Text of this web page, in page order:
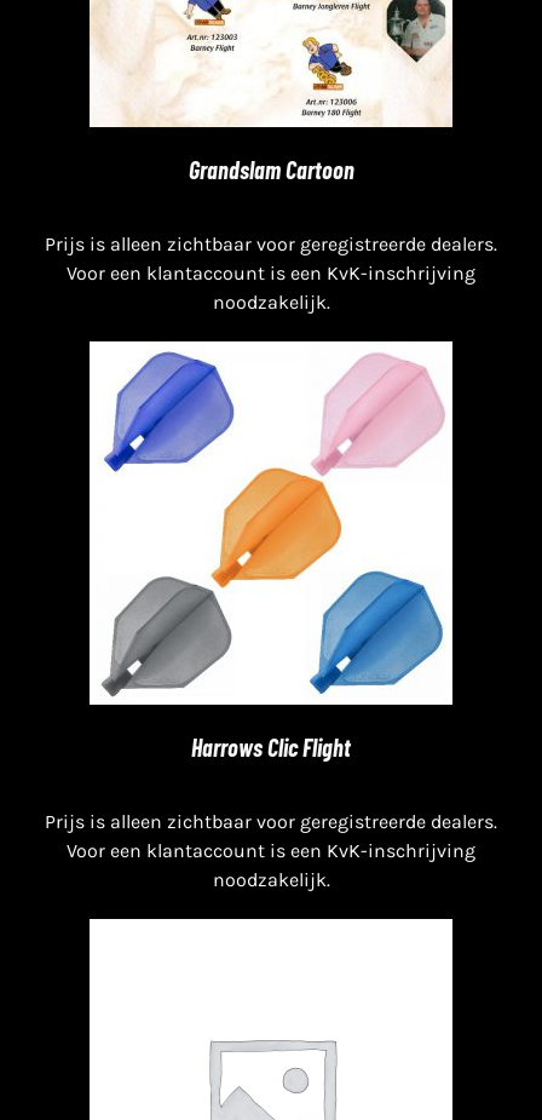
Grandslam Cartoon
Prijs is alleen zichtbaar voor geregistreerde dealers.
Voor een klantaccount is een KvK-inschrijving
noodzakelijk.
Harrows Clic Flight
Prijs is alleen zichtbaar voor geregistreerde dealers.
Voor een klantaccount is een KvK-inschrijving
noodzakelijk.